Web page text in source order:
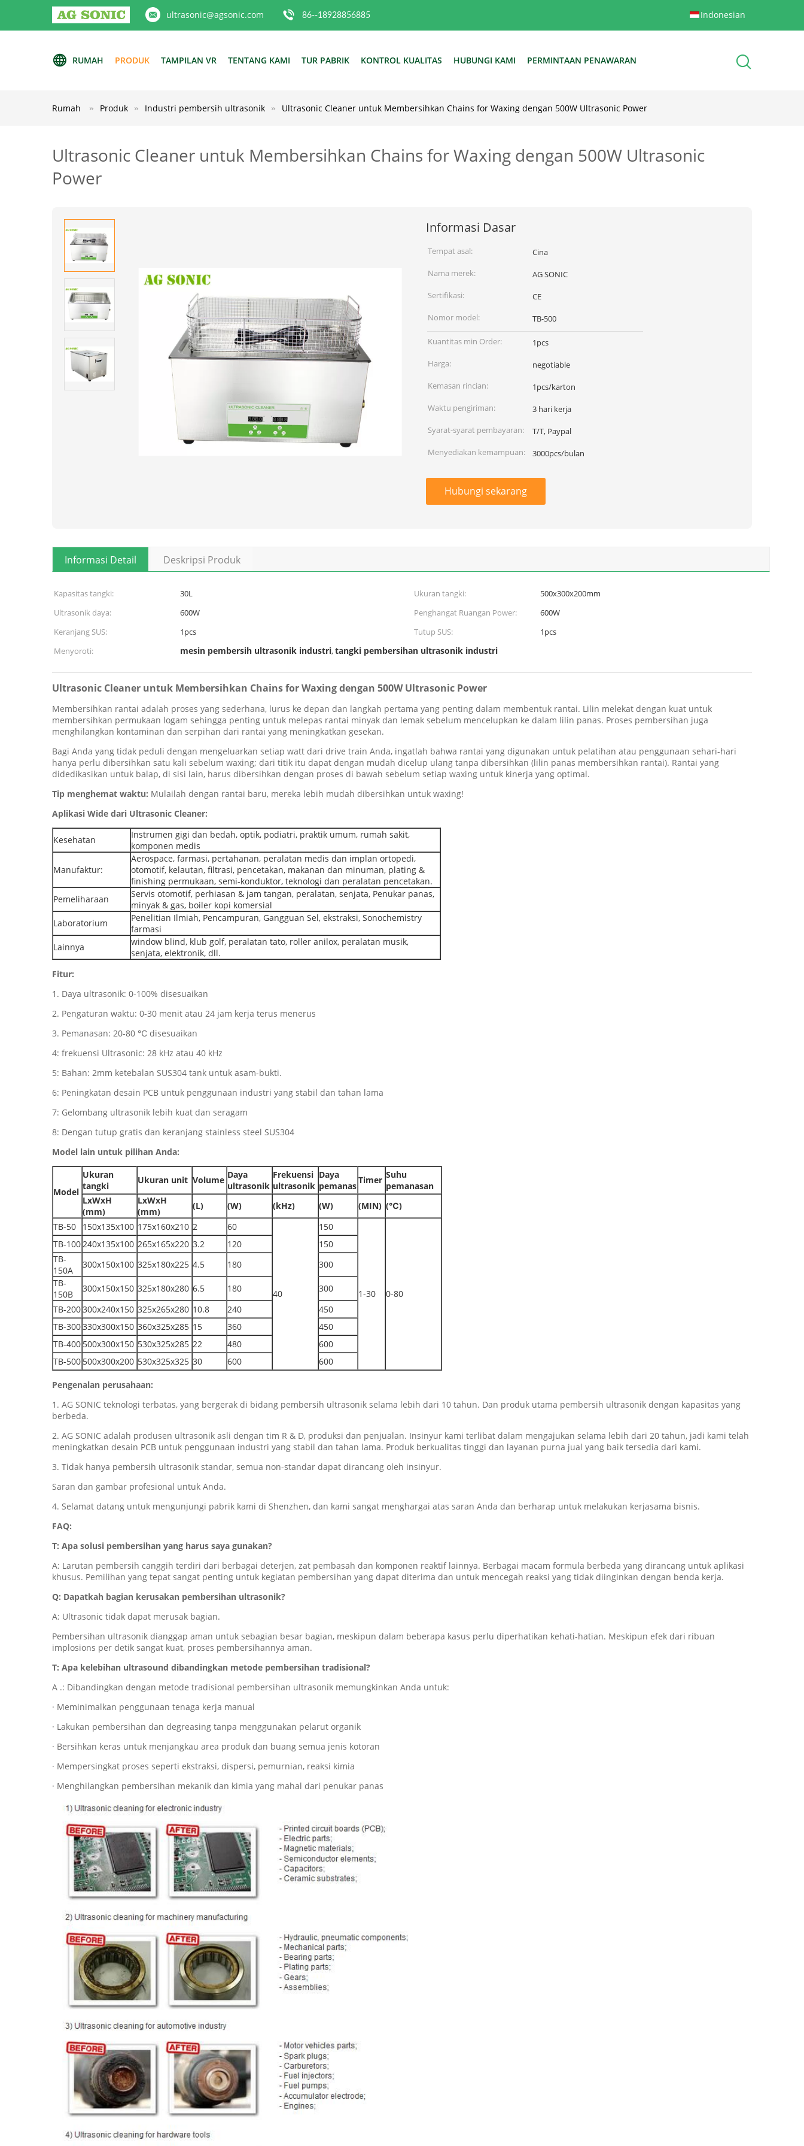
ultrasonic@agsonic.com 86--18928856885 Indonesian
RUMAH PRODUK TAMPILAN VR TENTANG KAMI TUR PABRIK KONTROL KUALITAS HUBUNGI KAMI PERMINTAAN PENAWARAN
Rumah Produk Industri pembersih ultrasonik Ultrasonic Cleaner untuk Membersihkan Chains for Waxing dengan 500W Ultrasonic Power
Ultrasonic Cleaner untuk Membersihkan Chains for Waxing dengan 500W Ultrasonic
Power
Informasi Dasar
Tempat asal:
Cina
Nama merek:
AG SONIC
Sertifikasi:
CE
Nomor model:
TB-500
Kuantitas min Order:
1pcs
Harga:
negotiable
Kemasan rincian:
1pcs/karton
Waktu pengiriman:
3 hari kerja
Syarat-syarat pembayaran:
T/T, Paypal
Menyediakan kemampuan:
3000pcs/bulan
Hubungi sekarang
Informasi Detail Deskripsi Produk
Kapasitas tangki: 30L Ukuran tangki:
500x300x200mm
Ultrasonik daya:
600W Penghangat Ruangan Power:
600W
Keranjang SUS:
1pcs Tutup SUS:
1pcs
Menyoroti:
mesin pembersih ultrasonik industri,tangki pembersihan ultrasonik industri
Ultrasonic Cleaner untuk Membersihkan Chains for Waxing dengan 500W Ultrasonic Power
Membersihkan rantai adalah proses yang sederhana, lurus ke depan dan langkah pertama yang penting dalam membentuk rantai. Lilin melekat dengan kuat untuk
membersihkan permukaan logam sehingga penting untuk melepas rantai minyak dan lemak sebelum mencelupkan ke dalam lilin panas. Proses pembersihan juga
menghilangkan kontaminan dan serpihan dari rantai yang meningkatkan gesekan.
Bagi Anda yang tidak peduli dengan mengeluarkan setiap watt dari drive train Anda, ingatlah bahwa rantai yang digunakan untuk pelatihan atau penggunaan sehari-hari
hanya perlu dibersihkan satu kali sebelum waxing; dari titik itu dapat dengan mudah dicelup ulang tanpa dibersihkan (lilin panas membersihkan rantai). Rantai yang
didedikasikan untuk balap, di sisi lain, harus dibersihkan dengan proses di bawah sebelum setiap waxing untuk kinerja yang optimal.
Tip menghemat waktu: Mulailah dengan rantai baru, mereka lebih mudah dibersihkan untuk waxing!
Aplikasi Wide dari Ultrasonic Cleaner:
Kesehatan
Instrumen gigi dan bedah, optik, podiatri, praktik umum, rumah sakit,
komponen medis
Manufaktur:
Aerospace, farmasi, pertahanan, peralatan medis dan implan ortopedi,
otomotif, kelautan, filtrasi, pencetakan, makanan dan minuman, plating &
finishing permukaan, semi-konduktor, teknologi dan peralatan pencetakan.
Pemeliharaan
Servis otomotif, perhiasan & jam tangan, peralatan, senjata, Penukar panas,
minyak & gas, boiler kopi komersial
Laboratorium
Penelitian Ilmiah, Pencampuran, Gangguan Sel, ekstraksi, Sonochemistry
farmasi
Lainnya
window blind, klub golf, peralatan tato, roller anilox, peralatan musik,
senjata, elektronik, dll.
Fitur:
1. Daya ultrasonik: 0-100% disesuaikan
2. Pengaturan waktu: 0-30 menit atau 24 jam kerja terus menerus
3. Pemanasan: 20-80 ℃ disesuaikan
4: frekuensi Ultrasonic: 28 kHz atau 40 kHz
5: Bahan: 2mm ketebalan SUS304 tank untuk asam-bukti.
6: Peningkatan desain PCB untuk penggunaan industri yang stabil dan tahan lama
7: Gelombang ultrasonik lebih kuat dan seragam
8: Dengan tutup gratis dan keranjang stainless steel SUS304
Model lain untuk pilihan Anda:
Model
Ukuran
tangki
Ukuran unit Volume Daya
ultrasonik
Frekuensi
ultrasonik
Daya
pemanas
Timer Suhu
pemanasan
LxWxH
(mm)
LxWxH
(mm)
(L) (W) (kHz) (W) (MIN) (℃)
TB-50
150x135x100 175x160x210 2 60
40
150
1-30 0-80
TB-100240x135x100 265x165x220 3.2 120
150
TB-
150A
300x150x100 325x180x225 4.5 180
300
TB-
150B
300x150x150 325x180x280 6.5 180
300
TB-200300x240x150 325x265x280 10.8 240
450
TB-300330x300x150 360x325x285 15 360
450
TB-400 500x300x150 530x325x285 22 480
600
TB-500 500x300x200 530x325x325 30 600 600
Pengenalan perusahaan:
1. AG SONIC teknologi terbatas, yang bergerak di bidang pembersih ultrasonik selama lebih dari 10 tahun. Dan produk utama pembersih ultrasonik dengan kapasitas yang
berbeda.
2. AG SONIC adalah produsen ultrasonik asli dengan tim R & D, produksi dan penjualan. Insinyur kami terlibat dalam mengajukan selama lebih dari 20 tahun, jadi kami telah
meningkatkan desain PCB untuk penggunaan industri yang stabil dan tahan lama. Produk berkualitas tinggi dan layanan purna jual yang baik tersedia dari kami.
3. Tidak hanya pembersih ultrasonik standar, semua non-standar dapat dirancang oleh insinyur.
Saran dan gambar profesional untuk Anda.
4. Selamat datang untuk mengunjungi pabrik kami di Shenzhen, dan kami sangat menghargai atas saran Anda dan berharap untuk melakukan kerjasama bisnis.
FAQ:
T: Apa solusi pembersihan yang harus saya gunakan?
A: Larutan pembersih canggih terdiri dari berbagai deterjen, zat pembasah dan komponen reaktif lainnya. Berbagai macam formula berbeda yang dirancang untuk aplikasi
khusus. Pemilihan yang tepat sangat penting untuk kegiatan pembersihan yang dapat diterima dan untuk mencegah reaksi yang tidak diinginkan dengan benda kerja.
Q: Dapatkah bagian kerusakan pembersihan ultrasonik?
A: Ultrasonic tidak dapat merusak bagian.
Pembersihan ultrasonik dianggap aman untuk sebagian besar bagian, meskipun dalam beberapa kasus perlu diperhatikan kehati-hatian. Meskipun efek dari ribuan
implosions per detik sangat kuat, proses pembersihannya aman.
T: Apa kelebihan ultrasound dibandingkan metode pembersihan tradisional?
A .: Dibandingkan dengan metode tradisional pembersihan ultrasonik memungkinkan Anda untuk:
· Meminimalkan penggunaan tenaga kerja manual
· Lakukan pembersihan dan degreasing tanpa menggunakan pelarut organik
· Bersihkan keras untuk menjangkau area produk dan buang semua jenis kotoran
· Mempersingkat proses seperti ekstraksi, dispersi, pemurnian, reaksi kimia
· Menghilangkan pembersihan mekanik dan kimia yang mahal dari penukar panas